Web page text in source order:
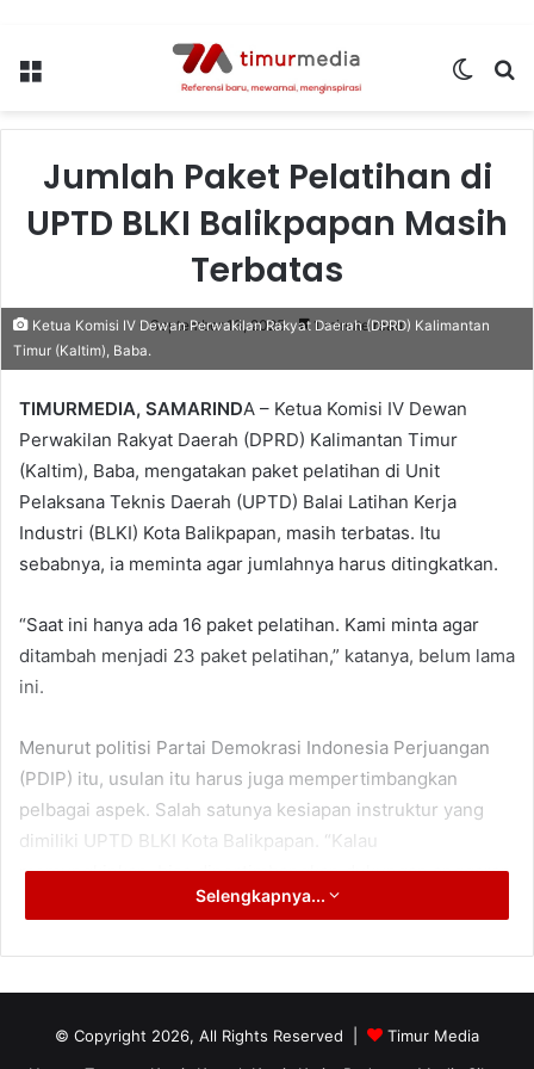
Menu
Switch
Jumlah Paket Pelatihan di
UPTD BLKI Balikpapan Masih
Terbatas
September 13, 2025 1 minute read
Ketua Komisi IV Dewan Perwakilan Rakyat Daerah (DPRD) Kalimantan
Timur (Kaltim), Baba.
TIMURMEDIA, SAMARINDA – Ketua Komisi IV Dewan
Perwakilan Rakyat Daerah (DPRD) Kalimantan Timur
(Kaltim), Baba, mengatakan paket pelatihan di Unit
Pelaksana Teknis Daerah (UPTD) Balai Latihan Kerja
Industri (BLKI) Kota Balikpapan, masih terbatas. Itu
sebabnya, ia meminta agar jumlahnya harus ditingkatkan.
“Saat ini hanya ada 16 paket pelatihan. Kami minta agar
ditambah menjadi 23 paket pelatihan,” katanya, belum lama
ini.
Menurut politisi Partai Demokrasi Indonesia Perjuangan
(PDIP) itu, usulan itu harus juga mempertimbangkan
pelbagai aspek. Salah satunya kesiapan instruktur yang
dimiliki UPTD BLKI Kota Balikpapan. “Kalau
memungkinkan, bisa dipertimbangkan dukungan anggaran
melalui kerja sama dengan DPRD Kaltim,” ujarnya.
Baba menjelaskan, tujuan dukungan anggaran ini
dimaksudkan untuk menjangkau pelatihan yang lebih luas
dengan harapan kualitas tenaga kerja di Benua Etam akan
Selengkapnya...
© Copyright 2026, All Rights Reserved |
Timur Media